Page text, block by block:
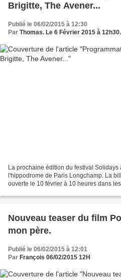
Brigitte, The Avener...
Publié le 06/02/2015 à 12:30
Par Thomas. Le 6 Février 2015 à 12h30.
La prochaine édition du festival
l'hippodrome de Paris Longchamp. La
ouverte le 10 février à 10 heures dans
Nouveau teaser du film
mon père.
Publié le 06/02/2015 à 12:01
Par François 06/02/2015 12H